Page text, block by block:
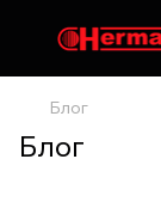
Блог
Блог